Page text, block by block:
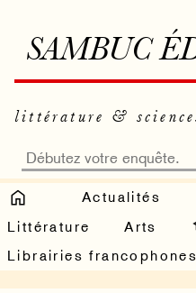
SAMBUC
littérature &
Actualités
Littérature
Arts
Librairies francophones